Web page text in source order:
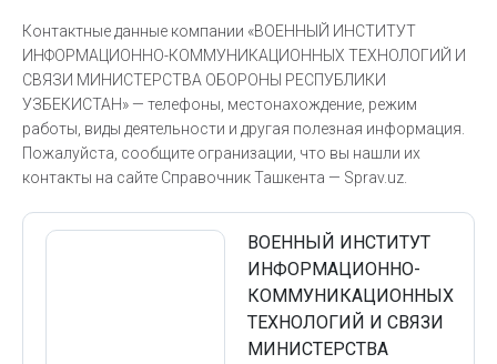
Контактные данные компании «ВОЕННЫЙ ИНСТИТУТ
ИНФОРМАЦИОННО-КОММУНИКАЦИОННЫХ ТЕХНОЛОГИЙ И
СВЯЗИ МИНИСТЕРСТВА ОБОРОНЫ РЕСПУБЛИКИ
УЗБЕКИСТАН» — телефоны, местонахождение, режим
работы, виды деятельности и другая полезная информация.
Пожалуйста, сообщите огранизации, что вы нашли их
контакты на сайте Справочник Ташкента — Sprav.uz.
ВОЕННЫЙ ИНСТИТУТ
ИНФОРМАЦИОННО-
КОММУНИКАЦИОННЫХ
ТЕХНОЛОГИЙ И СВЯЗИ
МИНИСТЕРСТВА